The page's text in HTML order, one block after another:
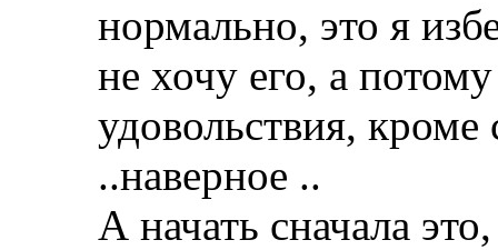
нормально, это я
не хочу его, а
удовольствия,
..наверное ..
А начать сначала